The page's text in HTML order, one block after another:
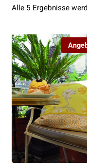
Alle 5 Ergebnisse